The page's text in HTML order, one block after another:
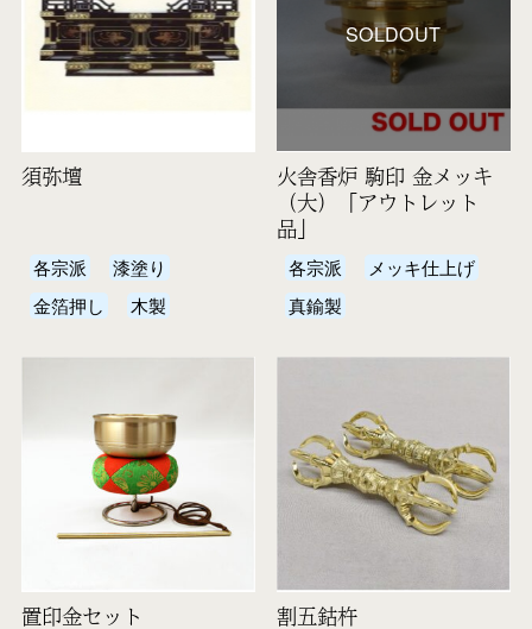
須弥壇
各宗派
漆塗り
金箔押し
木製
SOLDOUT
火舎香炉 駒印 金メッキ
（大）「アウトレット
品」
各宗派
メッキ仕上げ
真鍮製
置印金セット 割五鈷杵